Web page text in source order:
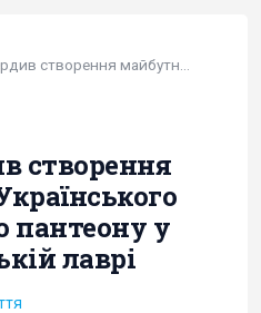
створення
пантеону у
лаврі